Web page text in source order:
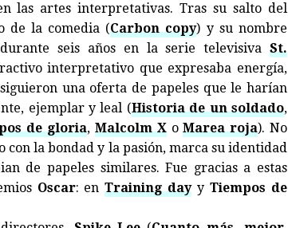
las artes interpretativas. Tras su salto del
de la comedia (Carbon copy) y su nombre
seis años en la serie televisiva St.
interpretativo que expresaba energía,
una oferta de papeles que le harían
ejemplar y leal (Historia de un soldado,
de gloria, Malcolm XoMarea roja). No
la bondad y la pasión, marca su identidad
de papeles similares. Fue gracias a estas
Oscar: enTraining dayyTiempos de